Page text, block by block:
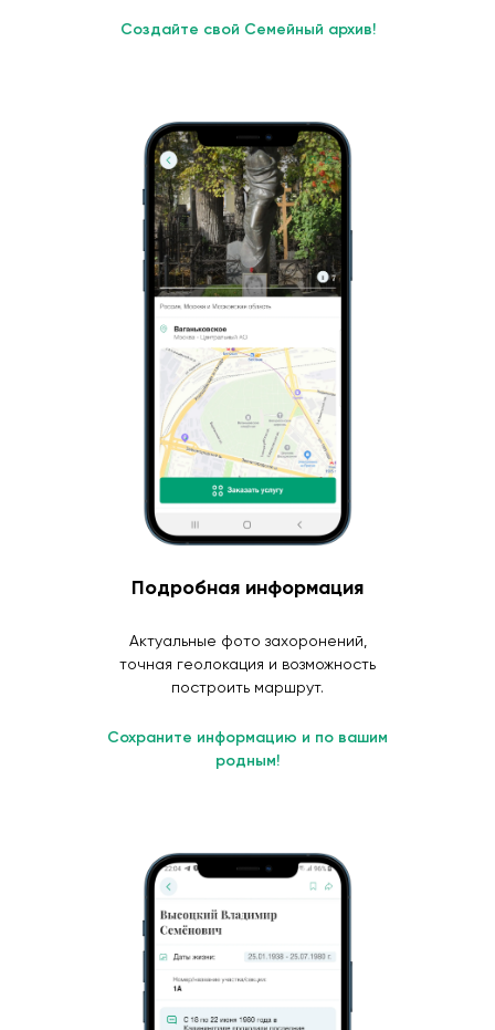
Создайте свой Семейный архив!
Подробная информация
Актуальные фото захоронений,
точная геолокация и возможность
построить маршрут.
Сохраните информацию и по вашим
родным!